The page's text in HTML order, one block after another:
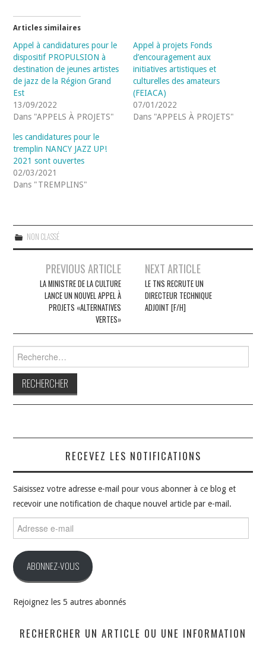
Articles similaires
Appel à candidatures pour le
dispositif PROPULSION à
destination de jeunes artistes
de jazz de la Région Grand
Est
13/09/2022
Dans "APPELS À PROJETS"
Appel à projets Fonds
d’encouragement aux
initiatives artistiques et
culturelles des amateurs
(FEIACA)
07/01/2022
Dans "APPELS À PROJETS"
les candidatures pour le
tremplin NANCY JAZZ UP!
2021 sont ouvertes
02/03/2021
Dans "TREMPLINS"
NON CLASSÉ
Navigation
articles
PREVIOUS ARTICLE
LA MINISTRE DE LA CULTURE
LANCE UN NOUVEL APPEL À
PROJETS «ALTERNATIVES
VERTES»
NEXT ARTICLE
LE TNS RECRUTE UN
DIRECTEUR TECHNIQUE
ADJOINT [F/H]
RECEVEZ LES NOTIFICATIONS
Saisissez votre adresse e-mail pour vous abonner à ce blog et
recevoir une notification de chaque nouvel article par e-mail.
e-
ABONNEZ-VOUS
Rejoignez les 5 autres abonnés
RECHERCHER UN ARTICLE OU UNE INFORMATION